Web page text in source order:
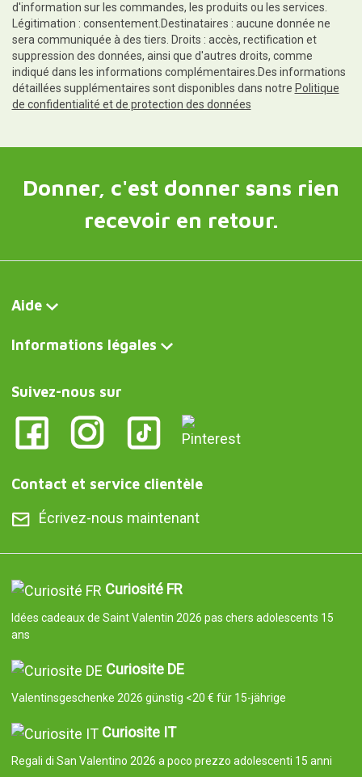
d'information sur les commandes, les produits ou les services.
Légitimation : consentement.Destinataires : aucune donnée ne
sera communiquée à des tiers. Droits : accès, rectification et
suppression des données, ainsi que d'autres droits, comme
indiqué dans les informations complémentaires.Des informations
détaillées supplémentaires sont disponibles dans notre Politique
de confidentialité et de protection des données
Donner, c'est donner sans rien
recevoir en retour.
Aide
Informations légales
Suivez-nous sur
Contact et service clientèle
Écrivez-nous maintenant
Curiosité FR
Idées cadeaux de Saint Valentin 2026 pas chers adolescents 15
ans
Curiosite DE
Valentinsgeschenke 2026 günstig <20 € für 15-jährige
Curiosite IT
Regali di San Valentino 2026 a poco prezzo adolescenti 15 anni